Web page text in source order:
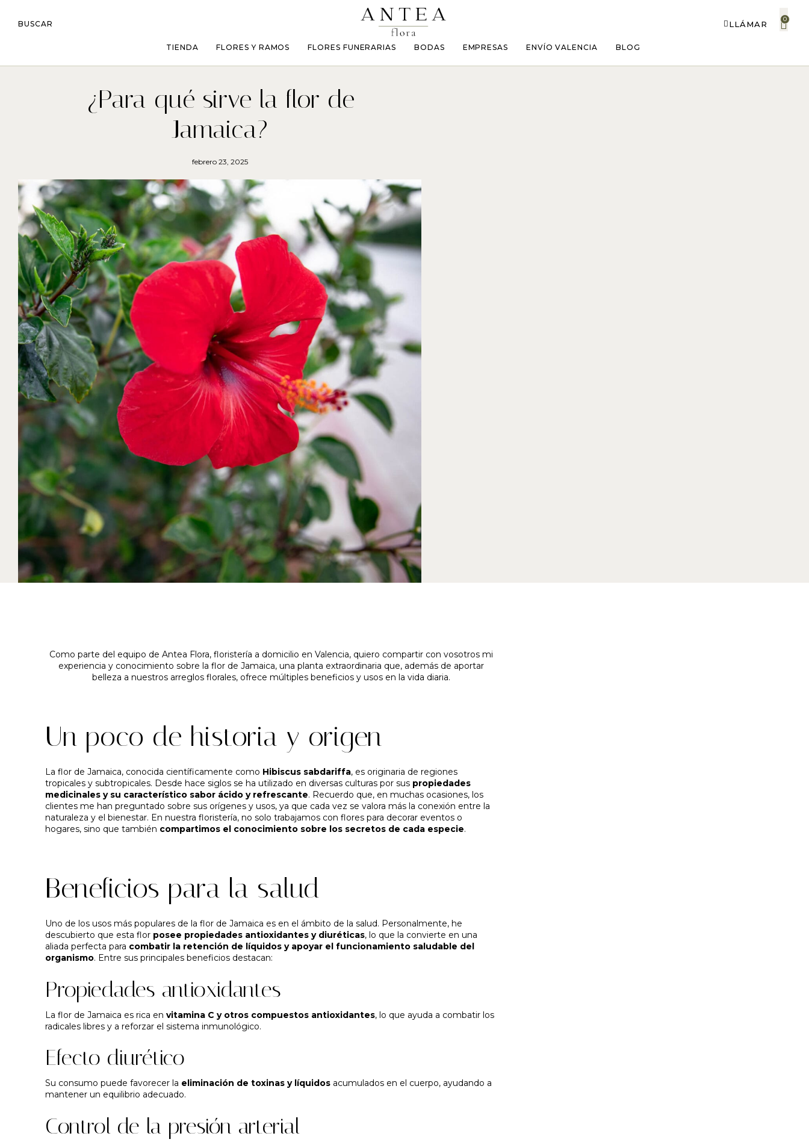
BUSCAR
TIENDA FLORES Y RAMOS FLORES FUNERARIAS BODAS EMPRESAS ENVÍO VALENCIA BLOG
LLÁMAR
0
¿Para qué sirve la flor de
Jamaica?
febrero 23, 2025
Como parte del equipo de Antea Flora, floristería a domicilio en Valencia, quiero compartir con vosotros mi
experiencia y conocimiento sobre la flor de Jamaica, una planta extraordinaria que, además de aportar
belleza a nuestros arreglos florales, ofrece múltiples beneficios y usos en la vida diaria.
Un poco de historia y origen
La flor de Jamaica, conocida científicamente como Hibiscus sabdariffa, es originaria de regiones
tropicales y subtropicales. Desde hace siglos se ha utilizado en diversas culturas por sus propiedades
medicinales y su característico sabor ácido y refrescante. Recuerdo que, en muchas ocasiones, los
clientes me han preguntado sobre sus orígenes y usos, ya que cada vez se valora más la conexión entre la
naturaleza y el bienestar. En nuestra floristería, no solo trabajamos con flores para decorar eventos o
hogares, sino que también compartimos el conocimiento sobre los secretos de cada especie.
Beneficios para la salud
Uno de los usos más populares de la flor de Jamaica es en el ámbito de la salud. Personalmente, he
descubierto que esta flor posee propiedades antioxidantes y diuréticas, lo que la convierte en una
aliada perfecta para combatir la retención de líquidos y apoyar el funcionamiento saludable del
organismo. Entre sus principales beneficios destacan:
Propiedades antioxidantes
La flor de Jamaica es rica en vitamina C y otros compuestos antioxidantes, lo que ayuda a combatir los
radicales libres y a reforzar el sistema inmunológico.
Efecto diurético
Su consumo puede favorecer la eliminación de toxinas y líquidos acumulados en el cuerpo, ayudando a
mantener un equilibrio adecuado.
Control de la presión arterial